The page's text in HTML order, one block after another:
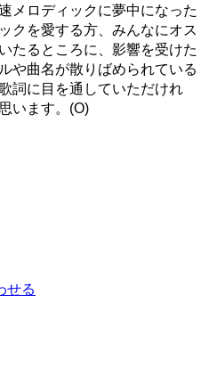
メロディックに夢中になった
クを愛する方、みんなにオス
たるところに、影響を受けた
や曲名が散りばめられている
詞に目を通していただけれ
います。(O)
せる